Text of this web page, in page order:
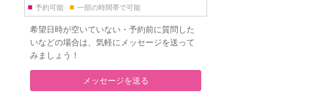
■ 予約可能 ■ 一部の時間帯で可能
希望日時が空いていない・予約前に質問した
いなどの場合は、気軽にメッセージを送って
みましょう！
メッセージを送る